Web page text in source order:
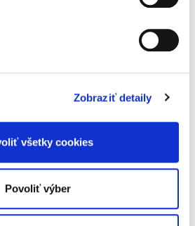
Zobraziť detaily
všetky cookies
Povoliť výber
ako súčasť systému
vytvorený v civilnom
existencia je...
mimosporové
niektorých
veciach fyzických
osôb